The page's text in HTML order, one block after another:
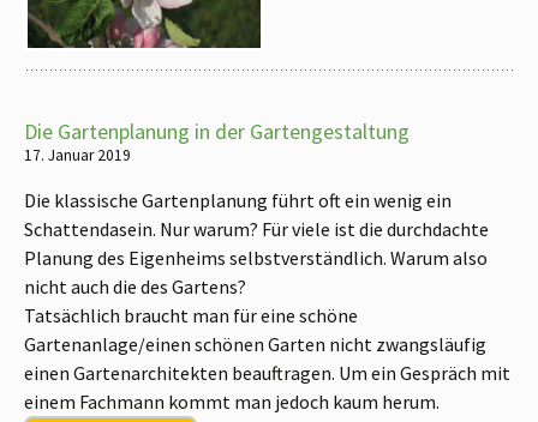
Die Gartenplanung in der Gartengestaltung
17. Januar 2019
Die klassische Gartenplanung führt oft ein wenig ein
Schattendasein. Nur warum? Für viele ist die durchdachte
Planung des Eigenheims selbstverständlich. Warum also
nicht auch die des Gartens?
Tatsächlich braucht man für eine schöne
Gartenanlage/einen schönen Garten nicht zwangsläufig
einen Gartenarchitekten beauftragen. Um ein Gespräch mit
einem Fachmann kommt man jedoch kaum herum.